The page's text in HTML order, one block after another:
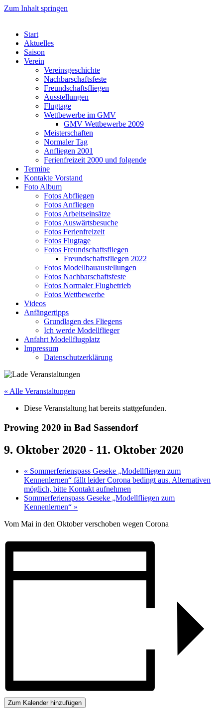
Zum Inhalt springen
Start
Aktuelles
Saison
Verein
Vereinsgeschichte
Nachbarschaftsfeste
Freundschaftsfliegen
Ausstellungen
Flugtage
Wettbewerbe im GMV
GMV Wettbewerbe 2009
Meisterschaften
Normaler Tag
Anfliegen 2001
Ferienfreizeit 2000 und folgende
Termine
Kontakte Vorstand
Foto Album
Fotos Abfliegen
Fotos Anfliegen
Fotos Arbeitseinsätze
Fotos Auswärtsbesuche
Fotos Ferienfreizeit
Fotos Flugtage
Fotos Freundschaftsfliegen
Freundschaftsfliegen 2022
Fotos Modellbauaustellungen
Fotos Nachbarschaftsfeste
Fotos Normaler Flugbetrieb
Fotos Wettbewerbe
Videos
Anfängertipps
Grundlagen des Fliegens
Ich werde Modellflieger
Anfahrt Modellflugplatz
Impressum
Datenschutzerklärung
« Alle Veranstaltungen
Diese Veranstaltung hat bereits stattgefunden.
Prowing 2020 in Bad Sassendorf
9. Oktober 2020 - 11. Oktober 2020
« Sommerferienspass Geseke „Modellfliegen zum
Kennenlernen“ fällt leider Corona bedingt aus. Alternativen
möglich, bitte Kontakt aufnehmen
Sommerferienspass Geseke „Modellfliegen zum
Kennenlernen“ »
Vom Mai in den Oktober verschoben wegen Corona
Zum Kalender hinzufügen